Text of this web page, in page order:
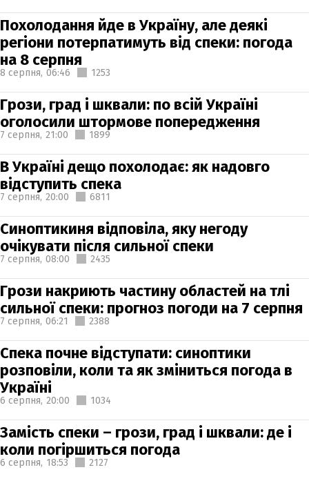
Похолодання йде в Україну, але деякі
регіони потерпатимуть від спеки: погода
на 8 серпня
8 серпня, 06:46 1253
Грози, град і шквали: по всій Україні
оголосили штормове попередження
7 серпня, 21:00 1899
В Україні дещо похолодає: як надовго
відступить спека
7 серпня, 20:00 6811
Синоптикиня відповіла, яку негоду
очікувати після сильної спеки
7 серпня, 08:00 2435
Грози накриють частину областей на тлі
сильної спеки: прогноз погоди на 7 серпня
7 серпня, 06:21 2388
Спека почне відступати: синоптики
розповіли, коли та як зміниться погода в
Україні
6 серпня, 20:00 1034
Замість спеки – грози, град і шквали: де і
коли погіршиться погода
6 серпня, 18:53 2127